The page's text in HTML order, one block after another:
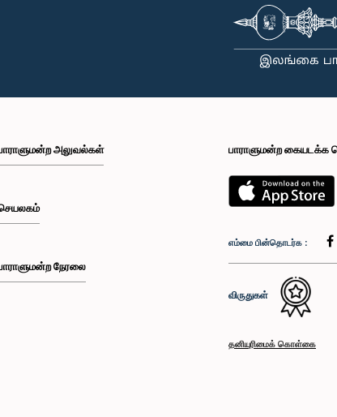
அலுவல்கள்
நேரலை
பாராளுமன்ற கையடக்க
எம்மை பின்தொடர்க :
விருதுகள்
தனியுரிமைக் கொள்கை